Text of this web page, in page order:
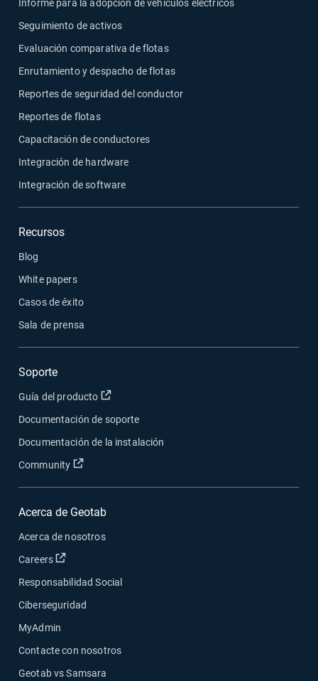
Informe para la adopción de vehículos eléctricos
Seguimiento de activos
Evaluación comparativa de flotas
Enrutamiento y despacho de flotas
Reportes de seguridad del conductor
Reportes de flotas
Capacitación de conductores
Integración de hardware
Integración de software
Recursos
Blog
White papers
Casos de éxito
Sala de prensa
Soporte
Guía del producto Abrir en una nueva ventana
Documentación de soporte
Documentación de la instalación
Community
Abrir en una nueva ventana
Acerca de Geotab
Acerca de nosotros
Careers
Abrir en una nueva ventana
Responsabilidad Social
Ciberseguridad
MyAdmin
Contacte con nosotros
Geotab vs Samsara